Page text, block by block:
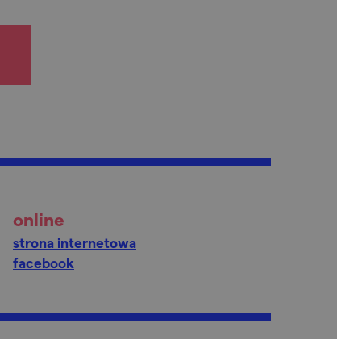
online
strona internetowa
facebook